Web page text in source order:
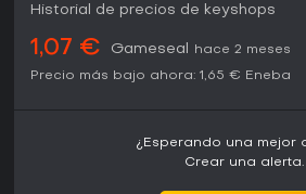
Historial de precios de keyshops
1,07 € Gameseal
hace 2 meses
Precio más bajo ahora: 1,65 € Eneba
¿Esperando una mejor
Crear una alerta.